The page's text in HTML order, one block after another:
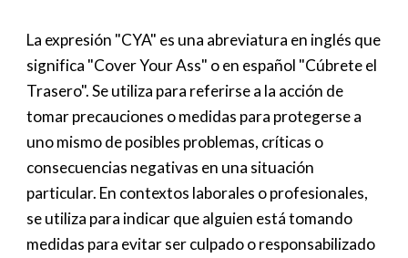
La expresión "CYA" es una abreviatura en inglés que
significa "Cover Your Ass" o en español "Cúbrete el
Trasero". Se utiliza para referirse a la acción de
tomar precauciones o medidas para protegerse a
uno mismo de posibles problemas, críticas o
consecuencias negativas en una situación
particular. En contextos laborales o profesionales,
se utiliza para indicar que alguien está tomando
medidas para evitar ser culpado o responsabilizado